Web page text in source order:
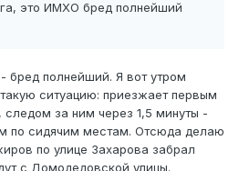
это ИМХО бред полнейший
бред полнейший. Я вот утром
ситуацию: приезжает первым
за ним через 1,5 минуты -
по сидячим местам. Отсюда делаю
по улице Захарова забрал
с Домодедовской улицы.